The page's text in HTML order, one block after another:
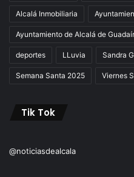
Alcalá Inmobiliaria
Ayuntamiento de Alcalá de
deportes LLuvia Sandra
Semana Santa 2025 Viernes
Tik Tok
@noticiasdealcala